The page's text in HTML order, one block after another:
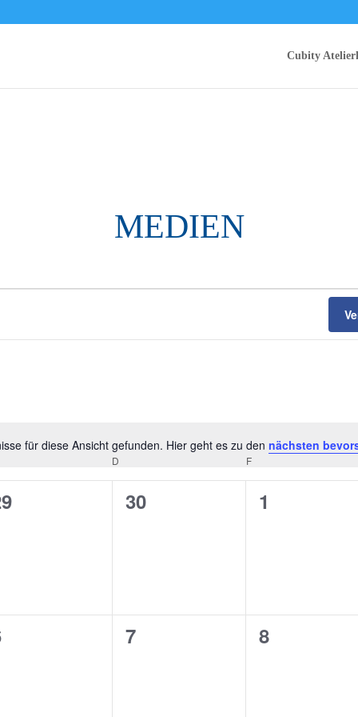
Cubity
MEDIEN
Hinweis
für diese Ansicht gefunden. Hier geht es zu den nächsten
D F
0
30
0
1
0
7
0
8